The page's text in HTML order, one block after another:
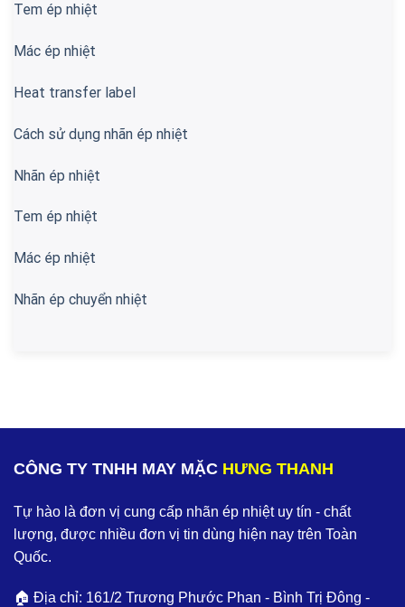
Tem ép nhiệt
Mác ép nhiệt
Heat transfer label
Cách sử dụng nhãn ép nhiệt
Nhãn ép nhiệt
Tem ép nhiệt
Mác ép nhiệt
Nhãn ép chuyển nhiệt
CÔNG TY TNHH MAY MẶC HƯNG THANH
Tự hào là đơn vị cung cấp nhãn ép nhiệt uy tín - chất
lượng, được nhiều đơn vị tin dùng hiện nay trên Toàn
Quốc.
🏠 Địa chỉ: 161/2 Trương Phước Phan - Bình Trị Đông -